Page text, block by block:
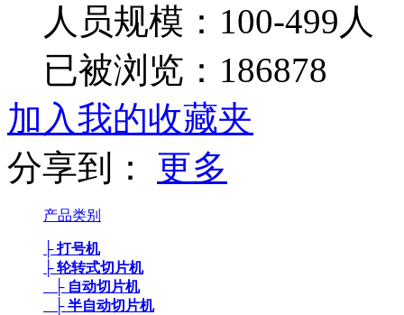
人员规模：100-499人
已被浏览：186878
加入我的收藏夹
分享到：
更多
产品类别
├ 打号机
├ 轮转式切片机
├ 自动切片机
├ 半自动切片机